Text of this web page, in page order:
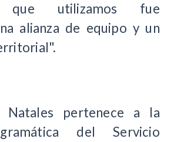
que utilizamos fue
alianza de equipo y un
Natales pertenece a la
del Servicio